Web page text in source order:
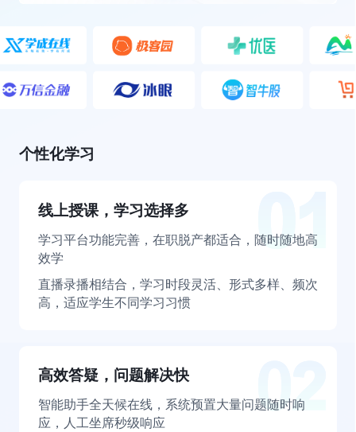
个性化学习
线上授课，学习选择多
学习平台功能完善，在职脱产都适合，随时随地高
效学
直播录播相结合，学习时段灵活、形式多样、频次
高，适应学生不同学习习惯
高效答疑，问题解决快
智能助手全天候在线，系统预置大量问题随时响
应，人工坐席秒级响应